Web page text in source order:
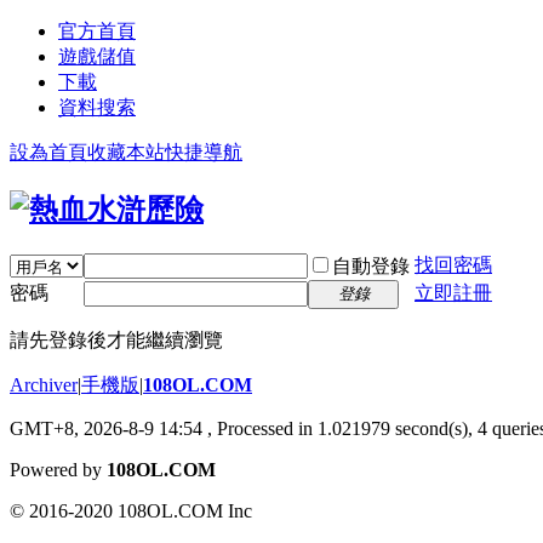
官方首頁
遊戲儲值
下載
資料搜索
設為首頁收藏本站快捷導航
自動登錄 找回密碼
密碼
登錄 立即註冊
請先登錄後才能繼續瀏覽
Archiver|手機版|108OL.COM
GMT+8, 2026-8-9 14:54 , Processed in 1.021979 second(s), 4
Powered by 108OL.COM
© 2016-2020 108OL.COM Inc